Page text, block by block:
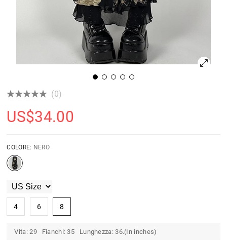
(0)
US$34.00
COLORE: NERO
4 6 8
Vita: 29 Fianchi: 35 Lunghezza: 36.(In inches)